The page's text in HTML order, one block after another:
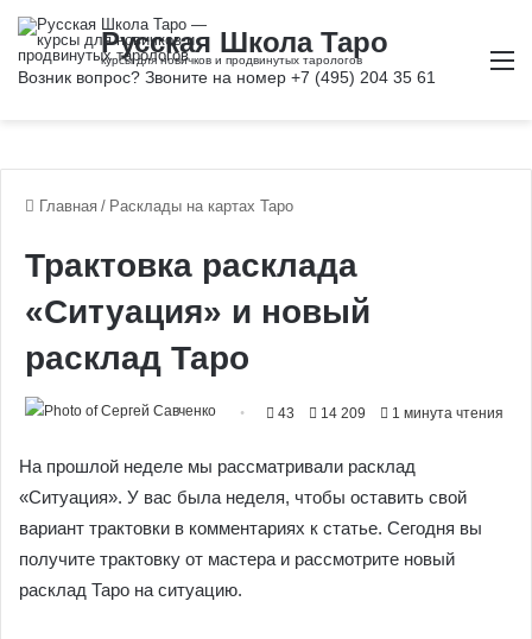
Главная / Расклады на картах Таро
Трактовка расклада
«Ситуация» и новый
расклад Таро
43 14 209 1 минута чтения
На прошлой неделе мы рассматривали расклад
«Ситуация». У вас была неделя, чтобы оставить свой
вариант трактовки в комментариях к статье. Сегодня вы
получите трактовку от мастера и рассмотрите новый
расклад Таро на ситуацию.